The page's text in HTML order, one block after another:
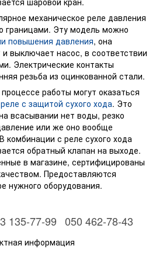
механическое реле давления
границами. Эту модель можно
повышения давления, она
выключает насос, в соответствии
Электрические контакты
резьба из оцинкованной стали.
работы могут оказаться
реле с защитой сухого хода. Это
всасывании нет воды, резко
или же оно вообще
комбинации с реле сухого хода
обратный клапан на выходе.
в магазине, сертифицированы
Предоставляются
нужного оборудования.
135-77-99 050 462-78-43
информация